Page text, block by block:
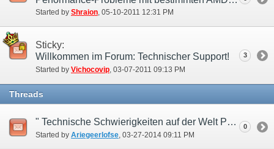
Started by Shraion‎, 05-10-2011 12:31 PM
Sticky:
Willkommen im Forum: Technischer Support!
Started by Vichocovip ‎, 03-07-2011 09:13 PM
3
Threads
" Technische Schwierigkeiten auf der Welt Phoenix behoben" (??)
Started by Ariegeerlofse‎, 03-27-2014 09:11 PM
0